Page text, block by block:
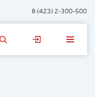
8 (423) 2-300-500